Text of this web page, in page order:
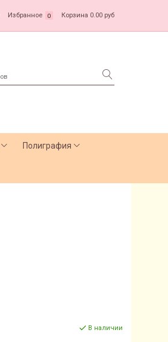
Избранное 0 Корзина 0.00 руб
Полиграфия
В наличии